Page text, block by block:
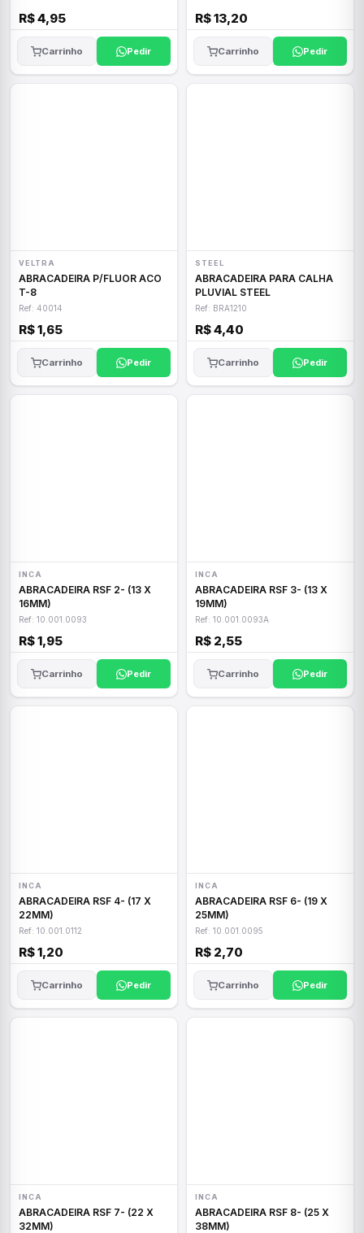
R$ 4,95
Carrinho Pedir
R$ 13,20
Carrinho Pedir
VELTRA
ABRACADEIRA P/FLUOR ACO
T-8
Ref: 40014
R$ 1,65
Carrinho Pedir
STEEL
ABRACADEIRA PARA CALHA
PLUVIAL STEEL
Ref: BRA1210
R$ 4,40
Carrinho Pedir
INCA
ABRACADEIRA RSF 2- (13 X
16MM)
Ref: 10.001.0093
R$ 1,95
Carrinho Pedir
INCA
ABRACADEIRA RSF 3- (13 X
19MM)
Ref: 10.001.0093A
R$ 2,55
Carrinho Pedir
INCA
ABRACADEIRA RSF 4- (17 X
22MM)
Ref: 10.001.0112
R$ 1,20
Carrinho Pedir
INCA
ABRACADEIRA RSF 6- (19 X
25MM)
Ref: 10.001.0095
R$ 2,70
Carrinho Pedir
INCA
ABRACADEIRA RSF 7- (22 X
32MM)
INCA
ABRACADEIRA RSF 8- (25 X
38MM)